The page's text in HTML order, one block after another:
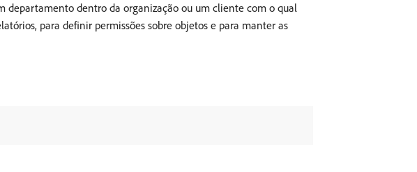
departamento dentro da organização ou um cliente com o qual
para definir permissões sobre objetos e para manter as